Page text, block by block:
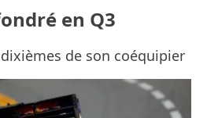
en Q3
de son coéquipier